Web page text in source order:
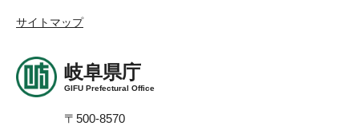
サイトマップ
岐阜県庁
GIFU Prefectural Office
〒500-8570